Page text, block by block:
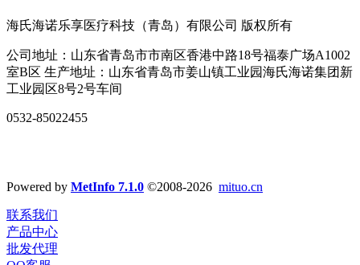
海氏海诺乐享医疗科技（青岛）有限公司 版权所有
公司地址：山东省青岛市市南区香港中路18号福泰广场A1002
室B区 生产地址：山东省青岛市姜山镇工业园海氏海诺集团新
工业园区8号2号车间
0532-85022455
Powered by MetInfo 7.1.0 ©2008-2026 mituo.cn
联系我们
产品中心
批发代理